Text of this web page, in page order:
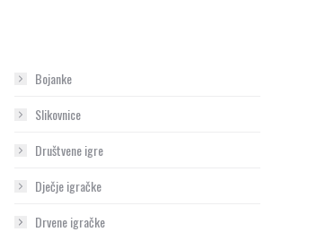
Bojanke
Slikovnice
Društvene igre
Dječje igračke
Drvene igračke